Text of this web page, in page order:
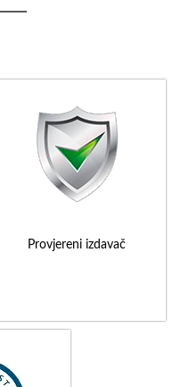
Provjereni izdavač